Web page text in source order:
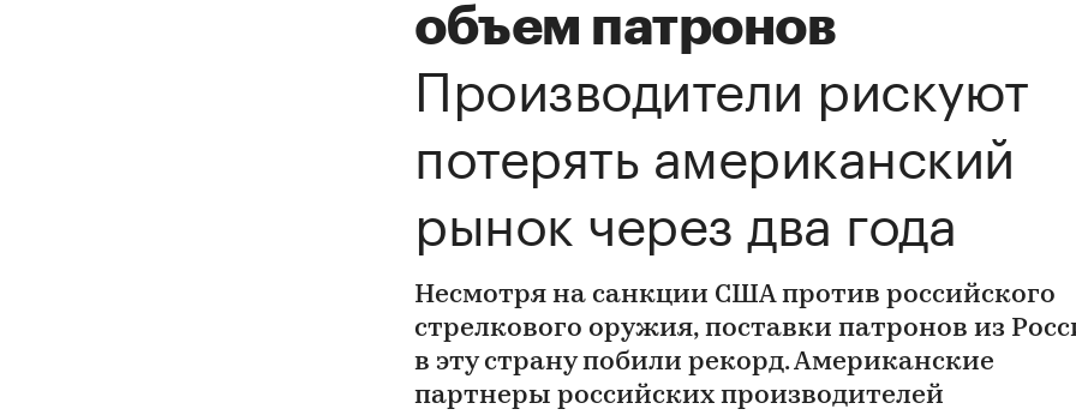
объем патронов
Производители рискуют
потерять американский
рынок через два года
Несмотря на санкции США против российского
стрелкового оружия, поставки патронов из
в эту страну побили рекорд. Американские
партнеры российских производителей